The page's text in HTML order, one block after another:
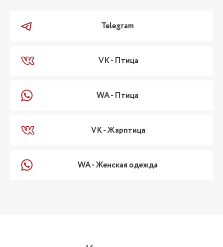
Telegram
VK - Птица
WA - Птица
VK - Жарптица
WA - Женская одежда